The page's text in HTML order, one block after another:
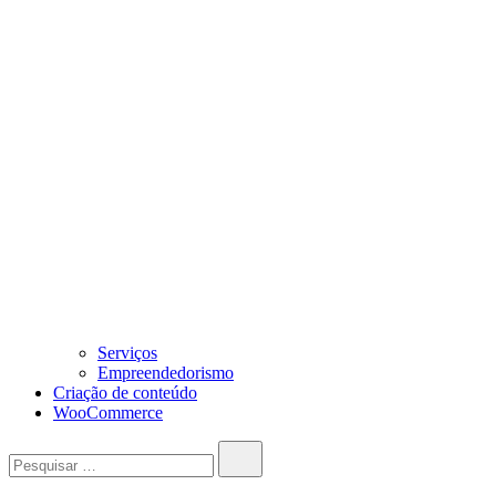
Serviços
Empreendedorismo
Criação de conteúdo
WooCommerce